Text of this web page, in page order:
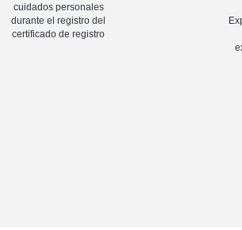
cuidados personales
durante el registro del
certificado de registro